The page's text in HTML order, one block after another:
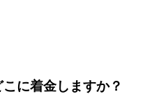
に着金しますか？